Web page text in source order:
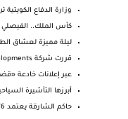
وزارة الدفاع
كأس الملك.. الفيصلي
ليلة مميزة لعشاق
قررت شركة The Waterway Developments عدم حضور Ballo...
عبر إعلانات خادعة
أبرزها التأشيرة
حاكم الشارقة يعتمد 76 مليون درهم لسداد مديونية الم...